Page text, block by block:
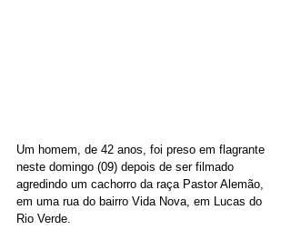
Um homem, de 42 anos, foi preso em flagrante
neste domingo (09) depois de ser filmado
agredindo um cachorro da raça Pastor Alemão,
em uma rua do bairro Vida Nova, em Lucas do
Rio Verde.